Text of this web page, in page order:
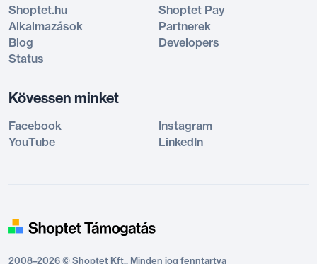
Shoptet.hu
Shoptet Pay
Alkalmazások
Partnerek
Blog
Developers
Status
Kövessen minket
Facebook
Instagram
YouTube
LinkedIn
2008–2026 © Shoptet Kft., Minden jog fenntartva